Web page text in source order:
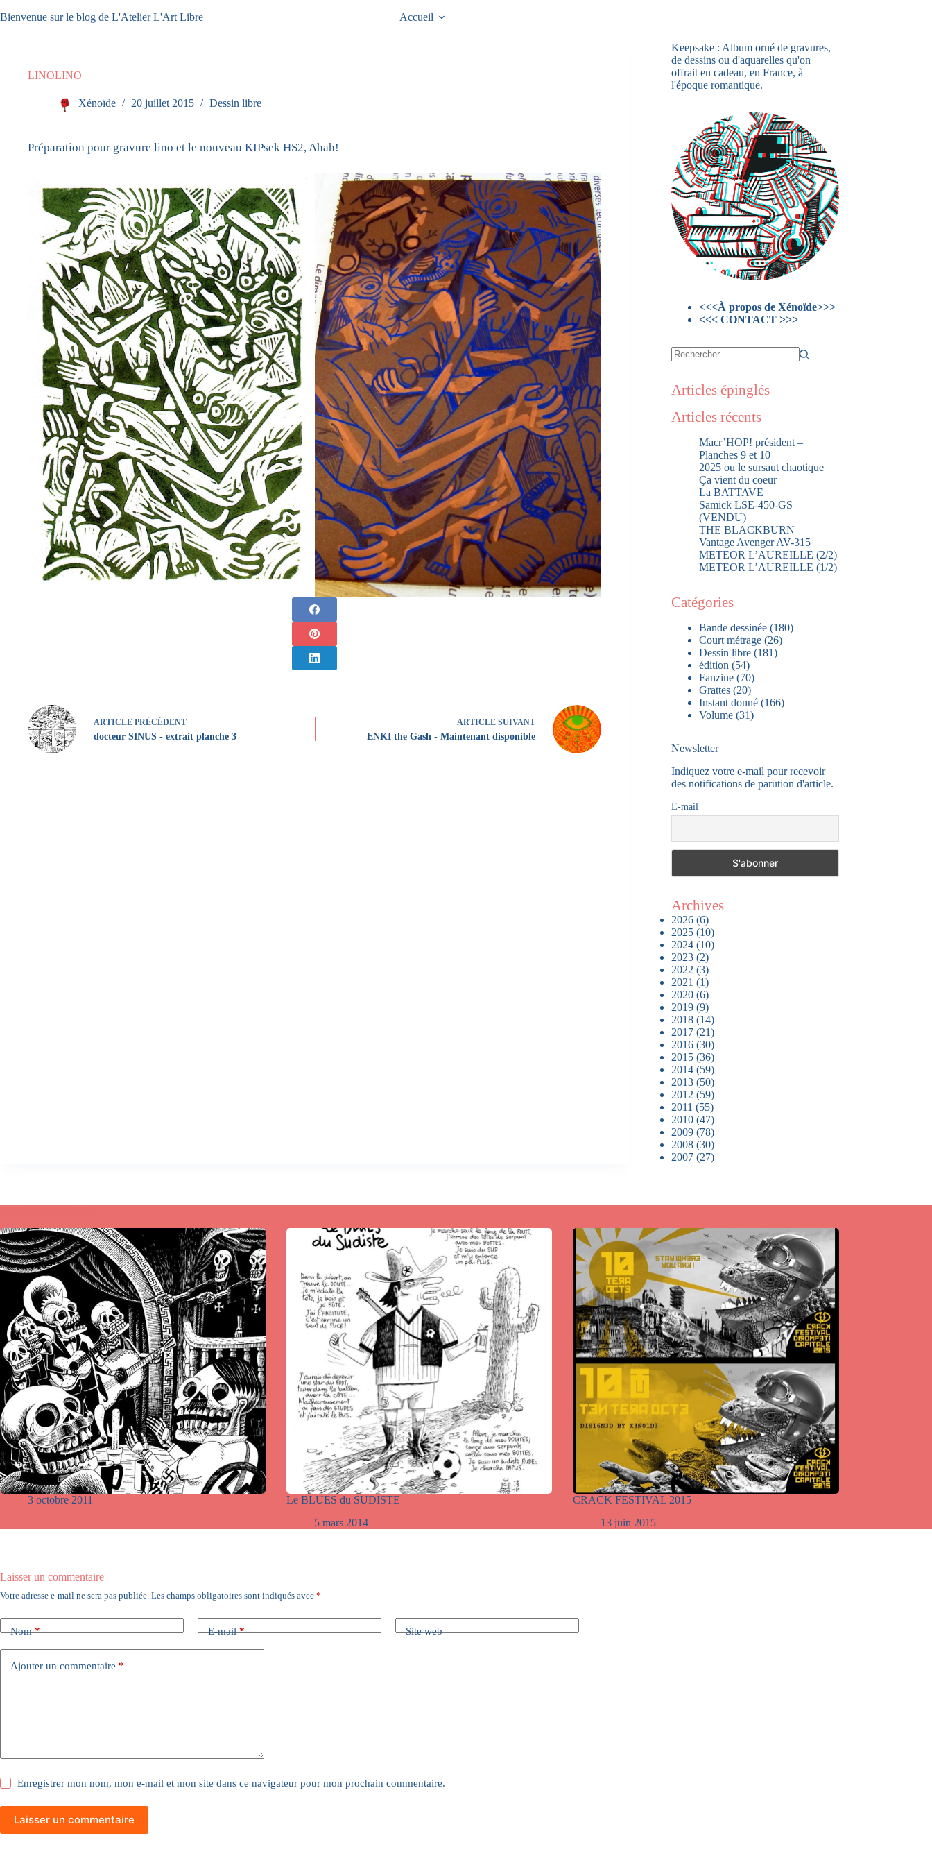
au
Bienvenue sur le blog de L'Atelier L'Art Libre Accueil
LINOLINO
Xénoïde 20 juillet 2015 Dessin libre
Préparation pour gravure lino et le nouveau KIPsek HS2, Ahah!
ARTICLE PRÉCÉDENT
docteur SINUS - extrait planche 3
ARTICLE SUIVANT
ENKI the Gash - Maintenant disponible
Keepsake : Album orné de gravures,
de dessins ou d'aquarelles qu'on
offrait en cadeau, en France, à
l'époque romantique.
<<<À propos de Xénoïde>>>
<<< CONTACT >>>
Articles épinglés
Articles récents
Macr’HOP! président –
Planches 9 et 10
2025 ou le sursaut chaotique
Ça vient du coeur
La BATTAVE
Samick LSE-450-GS
(VENDU)
THE BLACKBURN
Vantage Avenger AV-315
METEOR L’AUREILLE (2/2)
METEOR L’AUREILLE (1/2)
Catégories
Bande dessinée(180)
Court métrage(26)
Dessin libre(181)
édition (54)
Fanzine(70)
Grattes(20)
Instant donné(166)
Volume(31)
Newsletter
Indiquez votre e-mail pour recevoir
des notifications de parution d'article.
E-mail
Archives
2026(6)
2025(10)
2024(10)
2023(2)
2022 (3)
2021 (1)
2020(6)
2019(9)
2018(14)
2017(21)
2016(30)
2015(36)
2014(59)
2013(50)
2012 (59)
2011 (55)
2010(47)
2009(78)
2008(30)
2007(27)
3 octobre 2011
Le BLUES du SUDISTE
5 mars 2014
CRACK FESTIVAL 2015
13 juin 2015
Laisser un commentaire
Votre adresse e-mail ne sera pas publiée. Les champs obligatoires sont indiqués avec *
Nom* E-mail* Site web
Ajouter un commentaire *
Enregistrer mon nom, mon e-mail et mon site dans ce navigateur pour mon prochain commentaire.
Laisser un commentaire